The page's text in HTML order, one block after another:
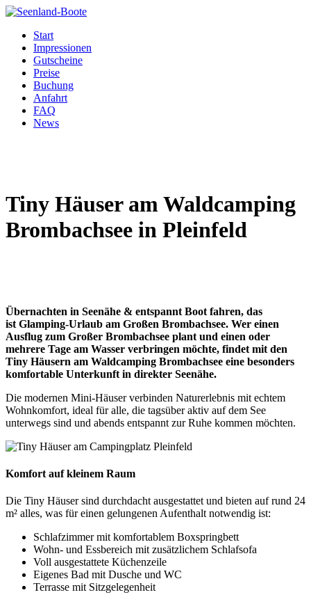
Start
Impressionen
Gutscheine
Preise
Buchung
Anfahrt
FAQ
News
Tiny Häuser am Waldcamping
Brombachsee in Pleinfeld
Übernachten in Seenähe & entspannt Boot fahren, das
ist Glamping-Urlaub am Großen Brombachsee. Wer einen
Ausflug zum Großer Brombachsee plant und einen oder
mehrere Tage am Wasser verbringen möchte, findet mit den
Tiny Häusern am Waldcamping Brombachsee eine besonders
komfortable Unterkunft in direkter Seenähe.
Die modernen Mini-Häuser verbinden Naturerlebnis mit echtem
Wohnkomfort, ideal für alle, die tagsüber aktiv auf dem See
unterwegs sind und abends entspannt zur Ruhe kommen möchten.
Komfort auf kleinem Raum
Die Tiny Häuser sind durchdacht ausgestattet und bieten auf rund 24
m² alles, was für einen gelungenen Aufenthalt notwendig ist:
Schlafzimmer mit komfortablem Boxspringbett
Wohn- und Essbereich mit zusätzlichem Schlafsofa
Voll ausgestattete Küchenzeile
Eigenes Bad mit Dusche und WC
Terrasse mit Sitzgelegenheit